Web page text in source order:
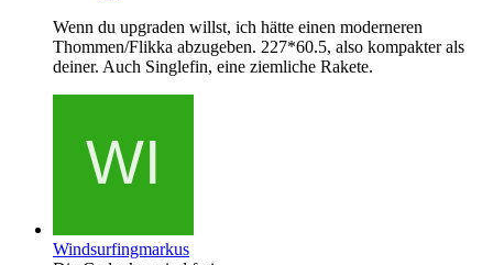
Wenn du upgraden willst, ich hätte einen moderneren
Thommen/Flikka abzugeben. 227*60.5, also kompakter als
deiner. Auch Singlefin, eine ziemliche Rakete.
Windsurfingmarkus